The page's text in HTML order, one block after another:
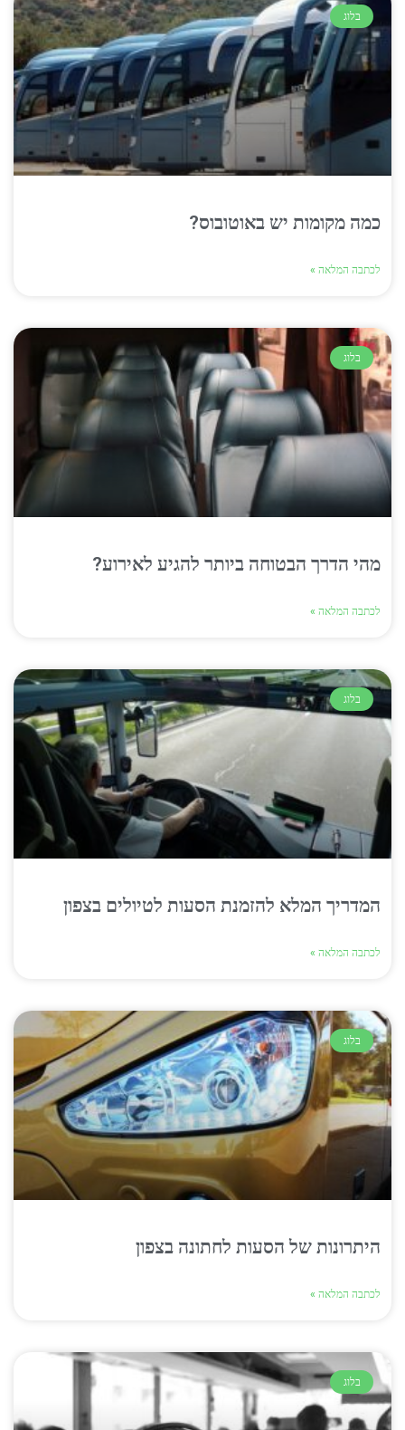
בלוג
כמה מקומות יש באוטובוס?
לכתבה המלאה »
בלוג
מהי הדרך הבטוחה ביותר להגיע לאירוע?
לכתבה המלאה »
בלוג
המדריך המלא להזמנת הסעות לטיולים בצפון
לכתבה המלאה »
בלוג
היתרונות של הסעות לחתונה בצפון
לכתבה המלאה »
בלוג